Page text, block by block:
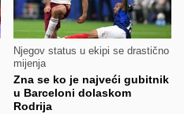
Njegov status u ekipi se drastično
mijenja
Zna se ko je najveći gubitnik
u Barceloni dolaskom
Rodrija